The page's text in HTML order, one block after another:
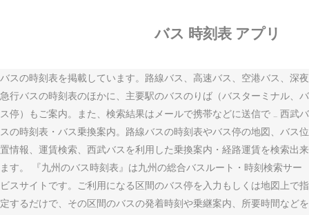
バス 時刻表 アプリ
バスの時刻表を掲載しています。路線バス、高速バス、空港バス、深夜
急行バスの時刻表のほかに、主要駅のバスのりば（バスターミナル、バ
ス停）もご案内。また、検索結果はメールで携帯などに送信で … 西武バ
スの時刻表・バス乗換案内。路線バスの時刻表やバス停の地図、バス位
置情報、運賃検索、西武バスを利用した乗換案内・経路運賃を検索出来
ます。 『九州のバス時刻表』は九州の総合バスルート・時刻検索サー
ビスサイトです。ご利用になる区間のバス停を入力もしくは地図上で指
定するだけで、その区間のバスの発着時刻や乗継案内、所要時間などを